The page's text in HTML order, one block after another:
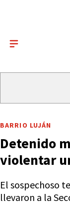
BARRIO LUJÁN
Detenido
violentar
El sospechoso
llevaron a la